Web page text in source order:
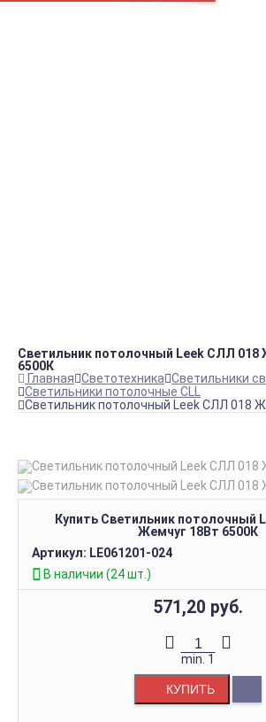
Светильник потолочный Leek СЛЛ 018
6500К
Главная Светотехника Светильники
Светильники потолочные CLL
Светильник потолочный Leek СЛЛ 018
Купить Светильник потолочный
Жемчуг 18Вт 6500К
Артикул: LE061201-024
В наличии (24 шт.)
571,20 руб.
min. 1
КУПИТЬ